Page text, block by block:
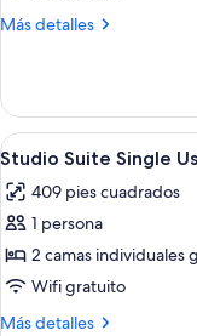
uso
al
mar
Más detalles
Más
doble
Deluxe
de
individual,
vista
mar
Abrir
todas
las
fotos
de
Studio
Suite
4
Studio Suite Single
409 pies cuadrados
1 persona
2 camas individuales
Wifi gratuito
Más detalles
Más